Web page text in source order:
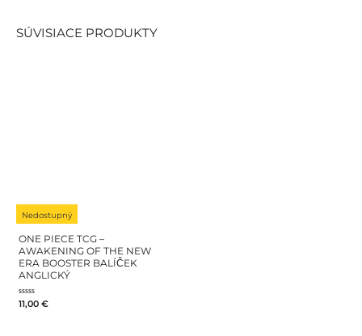
SÚVISIACE PRODUKTY
Nedostupný
ONE PIECE TCG –
AWAKENING OF THE NEW
ERA BOOSTER BALÍČEK
ANGLICKÝ
Hodnotenie
11,00 €